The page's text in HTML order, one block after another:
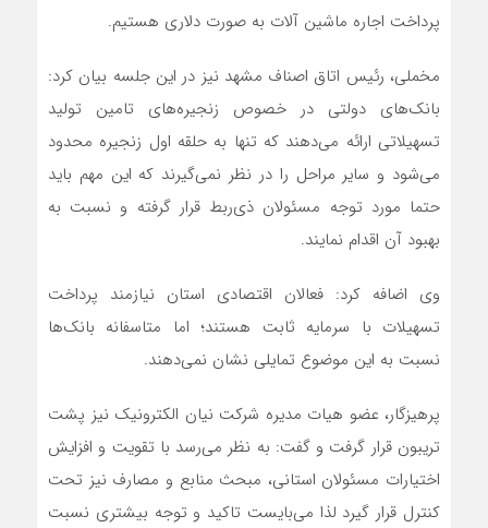
پرداخت اجاره ماشین آلات به صورت دلاری هستیم.
مخملی، رئیس اتاق اصناف مشهد نیز در این جلسه بیان کرد:
بانک‌های دولتی در خصوص زنجیره‌های تامین تولید
تسهیلاتی ارائه می‌دهند که تنها به حلقه‌ اول زنجیره محدود
می‌شود و سایر مراحل را در نظر نمی‌گیرند که این مهم باید
حتما مورد توجه مسئولان ذی‌ربط قرار گرفته و نسبت به
بهبود آن اقدام نمایند.
وی اضافه کرد: فعالان اقتصادی استان نیازمند پرداخت
تسهیلات با سرمایه ثابت هستند؛ اما متاسفانه بانک‌ها
نسبت به این موضوع تمایلی نشان نمی‌دهند.
پرهیزگار، عضو هیات مدیره شرکت نیان الکترونیک نیز پشت
تریبون قرار گرفت و گفت: به نظر می‌رسد با تقویت و افزایش
اختیارات مسئولان استانی، مبحث منابع و مصارف نیز تحت
کنترل قرار گیرد لذا می‌بایست تاکید و توجه بیشتری نسبت